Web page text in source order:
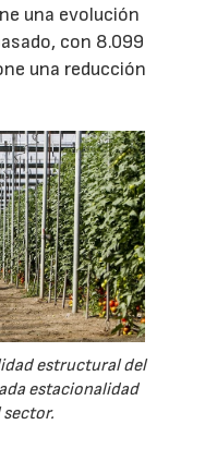
una evolución
con 8.099
una reducción
estructural del
estacionalidad